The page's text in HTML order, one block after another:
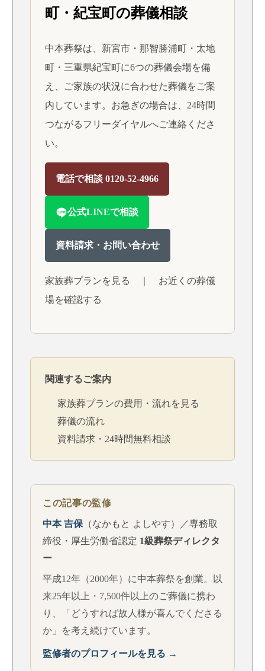
町・紀宝町の葬儀相談
中本葬祭は、新宮市・那智勝浦町・太地
町・三重県紀宝町に6つの葬儀会場を備
え、ご家族の状況に合わせた葬儀をご案
内しています。お急ぎの場合は、24時間
つながるフリーダイヤルへご連絡くださ
い。
電話で相談 0120-52-4966
公式LINEで相談
資料請求・お問い合わせ
家族葬プランを見る
お近くの葬儀
場を確認する
関連するご案内
家族葬プランの費用・流れを見る
葬儀の流れ
資料請求・24時間無料相談
この記事の監修
中本 吉保 （なかもと よしやす）／専務取
締役・厚生労働省認定 1級葬祭ディレクタ
ー
平成12年（2000年）に中本葬祭を創業。以
来25年以上・7,500件以上のご葬儀に携わ
り、「どうすれば故人様が喜んでくださる
か」を考え続けています。
監修者のプロフィールを見る →